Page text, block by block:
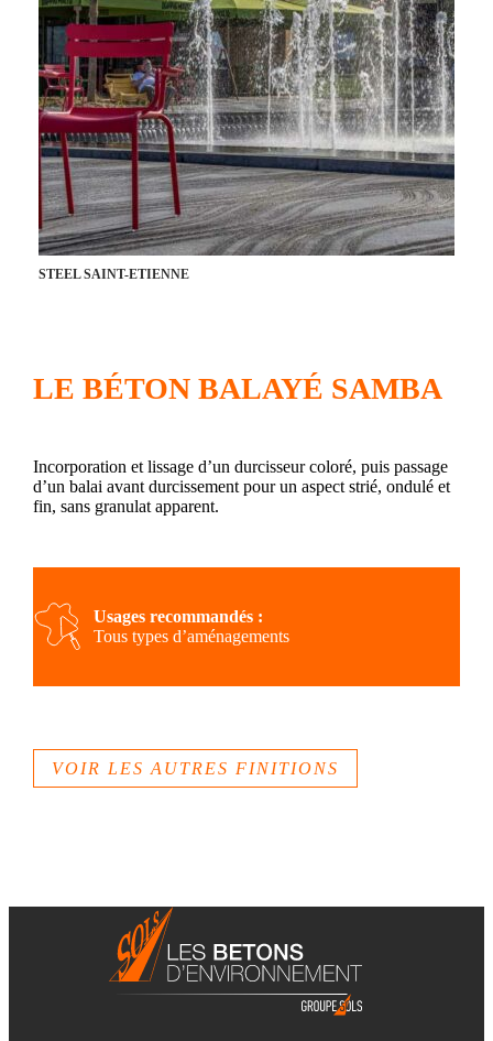
LE BÉTON BALAYÉ SAMBA
Incorporation et lissage d’un durcisseur coloré, puis passage
d’un balai avant durcissement pour un aspect strié, ondulé et
fin, sans granulat apparent.
Usages recommandés :
Tous types d’aménagements
VOIR LES AUTRES FINITIONS
STEEL SAINT-ETIENNE